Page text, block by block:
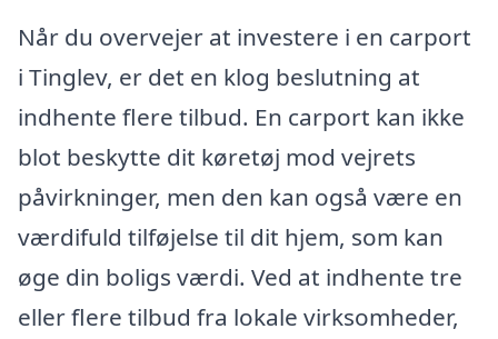
Når du overvejer at investere i en carport
i Tinglev, er det en klog beslutning at
indhente flere tilbud. En carport kan ikke
blot beskytte dit køretøj mod vejrets
påvirkninger, men den kan også være en
værdifuld tilføjelse til dit hjem, som kan
øge din boligs værdi. Ved at indhente tre
eller flere tilbud fra lokale virksomheder,